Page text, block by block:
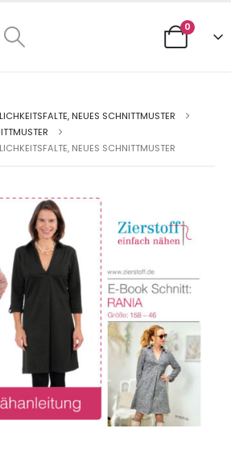
0
NEUES SCHNITTMUSTER
NEUES SCHNITTMUSTER